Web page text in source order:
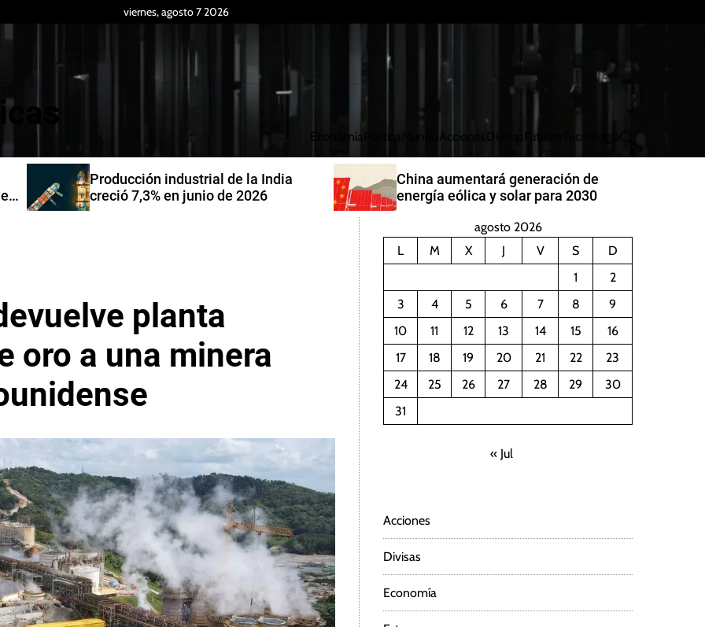
viernes, agosto 7 2026
Economía Política Acciones Divisas Futuros Tecnología
u
Producción industrial de la India
creció 7,3% en junio de 2026
China aumentará generación de
energía eólica y solar para 2030
planta
oro a una minera
agosto 2026
L
M X J V S
D
1
2
3
4 5 6 7 8
9
10
11 12 13 14 15
16
17
18 19 20 21 22
23
24
25 26 27 28 29
30
31
« Jul
Acciones
Divisas
Economía